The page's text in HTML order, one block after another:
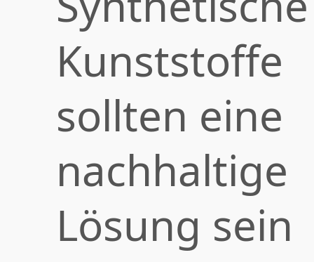
Kunststoffe
sollten eine
nachhaltige
Lösung sein